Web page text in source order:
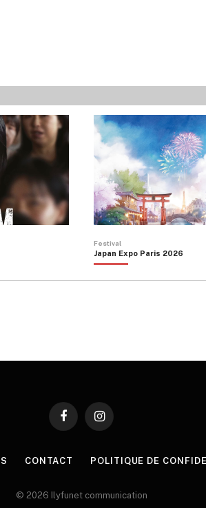
Festival
Japan Expo Paris 2026
FacebookInstagram
CONTACT POLITIQUE DE
© 2026 Ilyfunet communication